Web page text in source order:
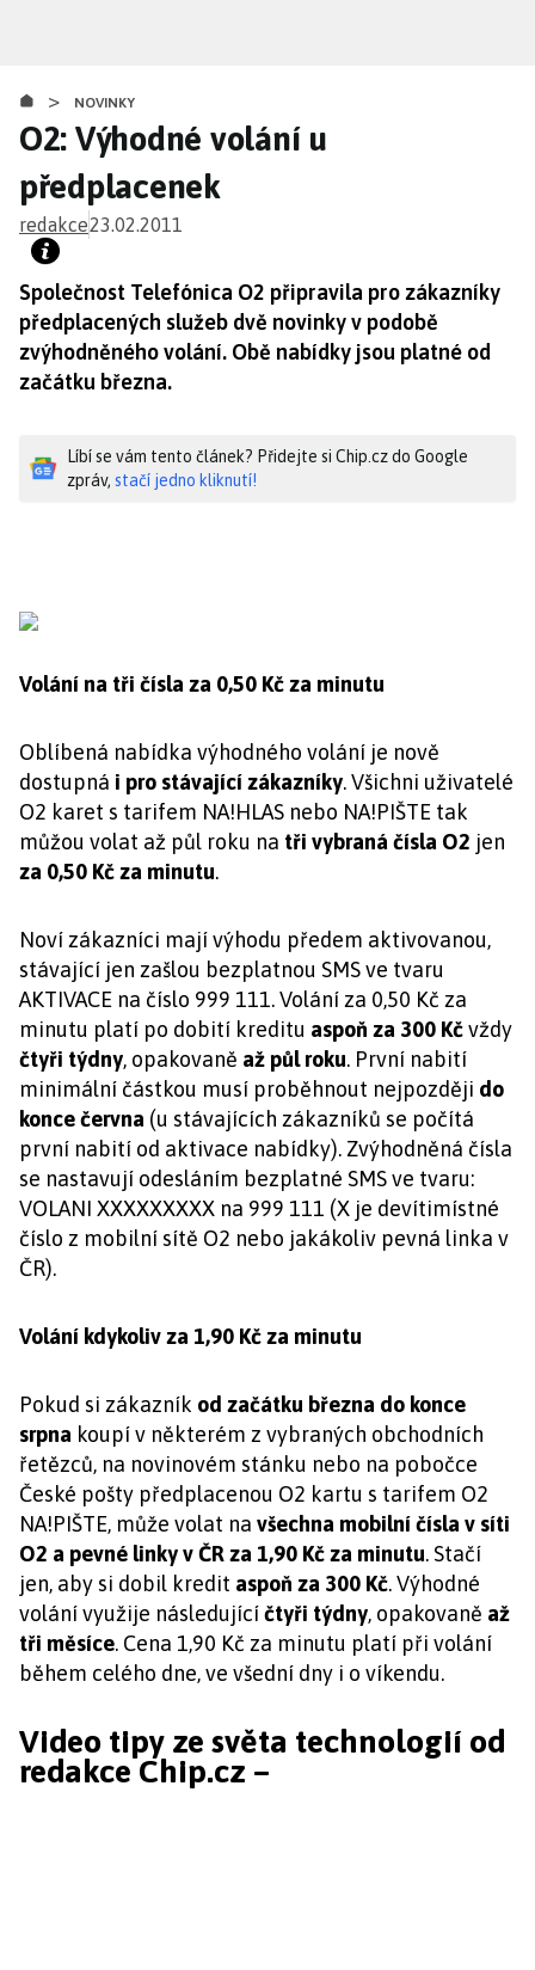
obsahu
> NOVINKY
O2: Výhodné volání u
předplacenek
redakce23.02.2011
Společnost Telefónica O2 připravila pro zákazníky
předplacených služeb dvě novinky v podobě
zvýhodněného volání. Obě nabídky jsou platné od
začátku března.
Líbí se vám tento článek? Přidejte si Chip.cz do Google
zpráv, stačí jedno kliknutí!
Volání na tři čísla za 0,50 Kč za minutu
Oblíbená nabídka výhodného volání je nově
dostupná i pro stávající zákazníky. Všichni uživatelé
O2 karet s tarifem NA!HLAS nebo NA!PIŠTE tak
můžou volat až půl roku na tři vybraná čísla O2 jen
za 0,50 Kč za minutu.
Noví zákazníci mají výhodu předem aktivovanou,
stávající jen zašlou bezplatnou SMS ve tvaru
AKTIVACE na číslo 999 111. Volání za 0,50 Kč za
minutu platí po dobití kreditu aspoň za 300 Kčvždy
čtyři týdny, opakovaně až půl roku. První nabití
minimální částkou musí proběhnout nejpozději do
konce června (u stávajících zákazníků se počítá
první nabití od aktivace nabídky). Zvýhodněná čísla
se nastavují odesláním bezplatné SMS ve tvaru:
VOLANI XXXXXXXXX na 999 111 (X je devítimístné
číslo z mobilní sítě O2 nebo jakákoliv pevná linka v
ČR).
Volání kdykoliv za 1,90 Kč za minutu
Pokud si zákazník od začátku března do konce
srpna koupí v některém z vybraných obchodních
řetězců, na novinovém stánku nebo na pobočce
České pošty předplacenou O2 kartu s tarifem O2
NA!PIŠTE, může volat na všechna mobilní čísla v síti
O2 a pevné linky v ČR za 1,90 Kč za minutu. Stačí
jen, aby si dobil kredit aspoň za 300 Kč. Výhodné
volání využije následujícíčtyři týdny, opakovaně až
tři měsíce. Cena 1,90 Kč za minutu platí při volání
během celého dne, ve všední dny i o víkendu.
Video tipy ze světa technologií od
redakce Chip.cz –